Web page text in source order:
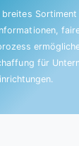
breites Sortiment
für